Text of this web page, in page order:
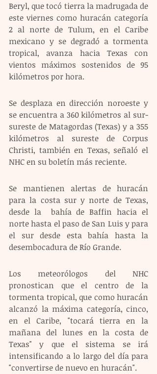
Beryl, que tocó tierra la madrugada de
este viernes como huracán categoría
2 al norte de Tulum, en el Caribe
mexicano y se degradó a tormenta
tropical, avanza hacia Texas con
vientos máximos sostenidos de 95
kilómetros por hora.
Se desplaza en dirección noroeste y
se encuentra a 360 kilómetros al sur-
sureste de Matagordas (Texas) y a 355
kilómetros al sureste de Corpus
Christi, también en Texas, señaló el
NHC en su boletín más reciente.
Se mantienen alertas de huracán
para la costa sur y norte de Texas,
desde la  bahía de Baffin hacia el
norte hasta el paso de San Luis y para
el sur desde esta bahía hasta la
desembocadura de Río Grande.
Los meteorólogos del NHC
pronostican que el centro de la
tormenta tropical, que como huracán
alcanzó la máxima categoría, cinco,
en el Caribe, "tocará tierra en la
mañana del lunes en la costa de
Texas" y que el sistema se irá
intensificando a lo largo del día para
"convertirse de nuevo en huracán".